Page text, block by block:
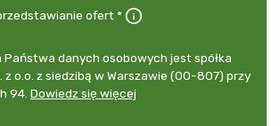
ofert *
danych osobowych jest spółka
z o.o. z siedzibą w Warszawie (00-807) przy
94. Dowiedz się więcej